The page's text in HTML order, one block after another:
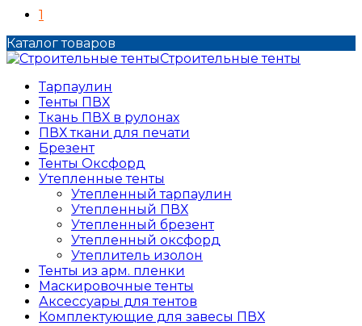
1
Каталог товаров
Строительные тенты
Тарпаулин
Тенты ПВХ
Ткань ПВХ в рулонах
ПВХ ткани для печати
Брезент
Тенты Оксфорд
Утепленные тенты
Утепленный тарпаулин
Утепленный ПВХ
Утепленный брезент
Утепленный оксфорд
Утеплитель изолон
Тенты из арм. пленки
Маскировочные тенты
Аксессуары для тентов
Комплектующие для завесы ПВХ